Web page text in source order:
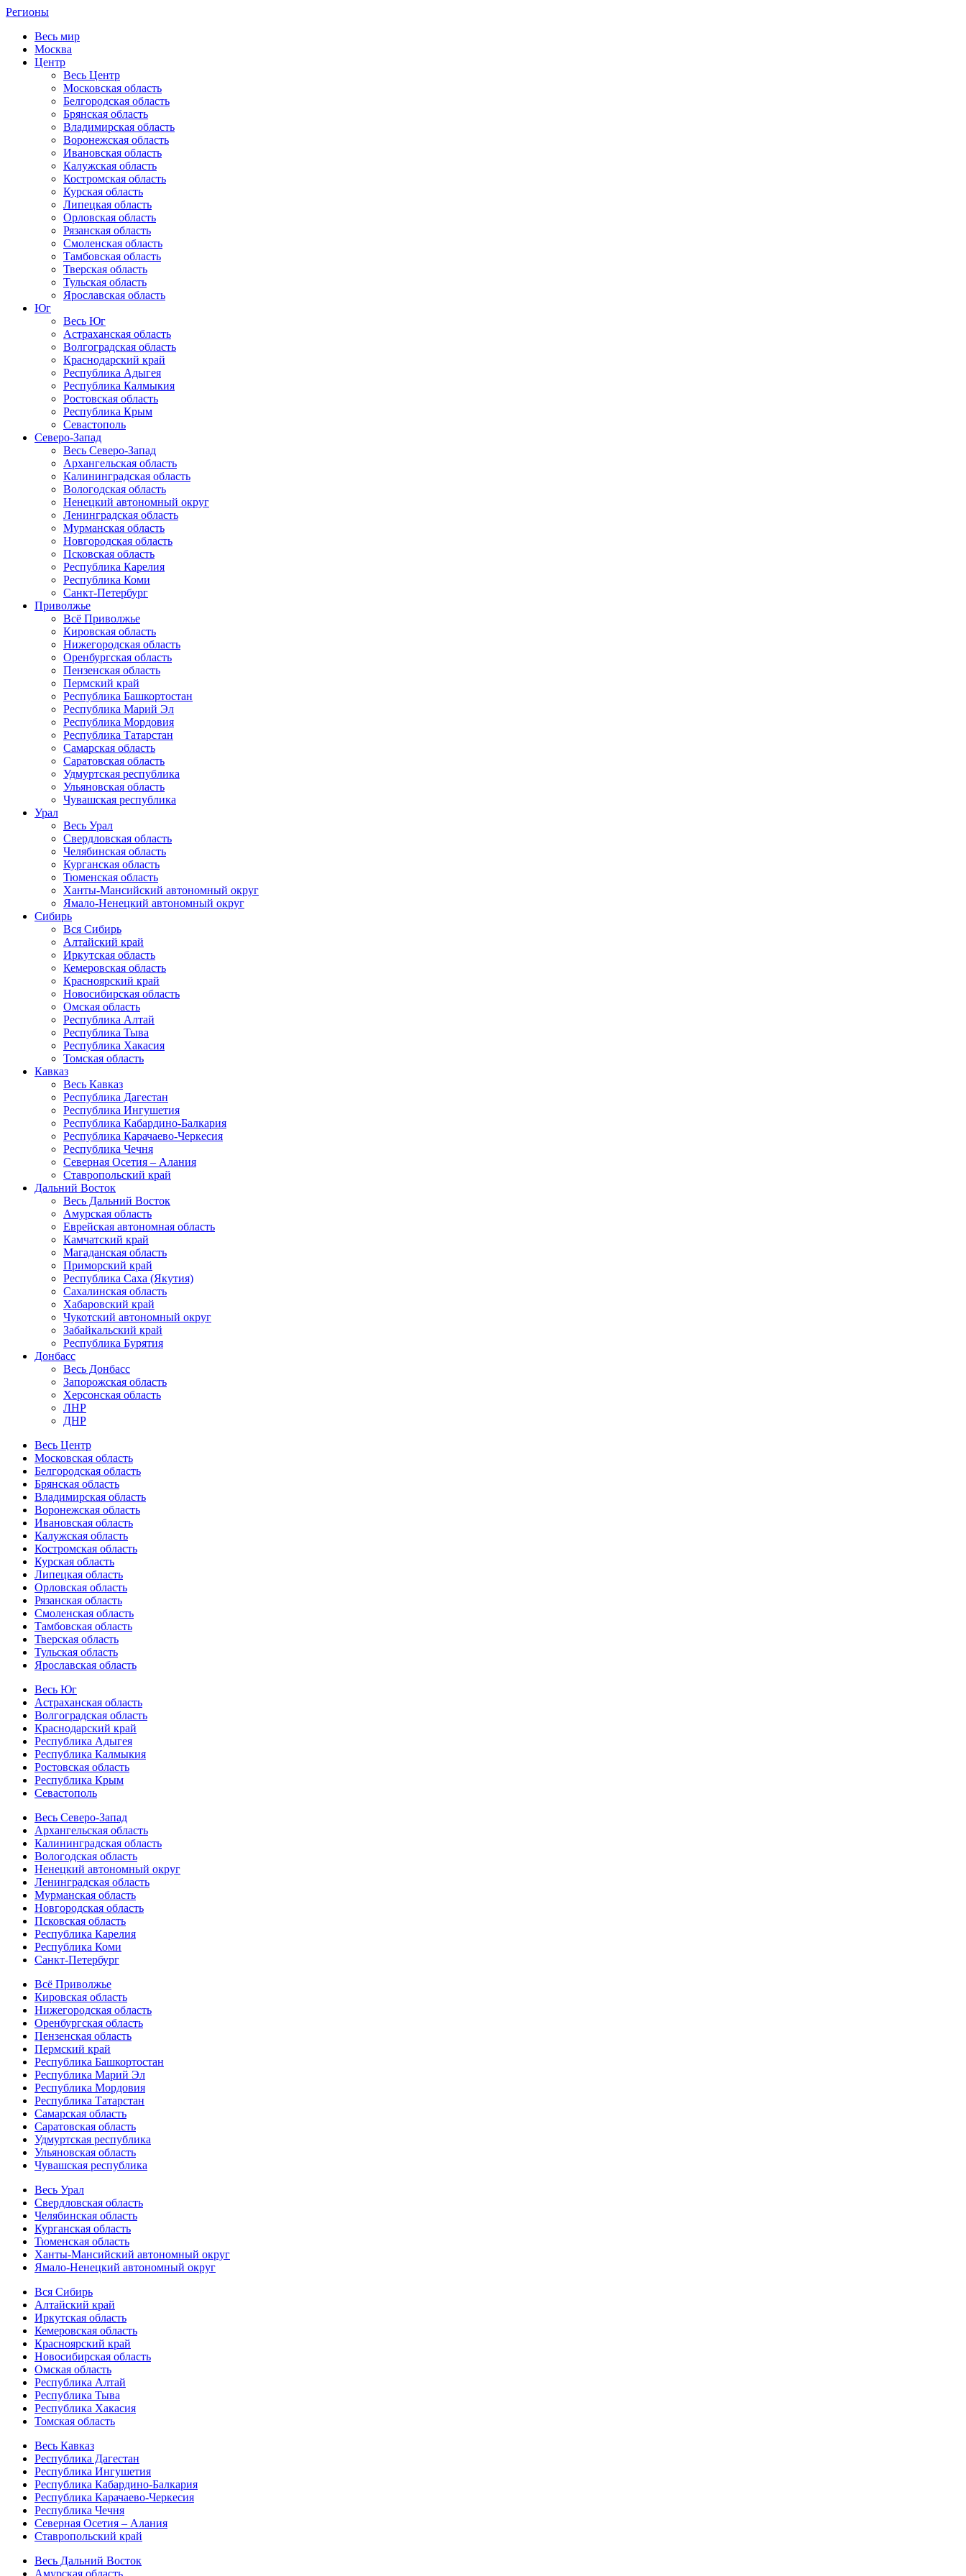
Регионы
Весь мир
Москва
Центр
Весь Центр
Московская область
Белгородская область
Брянская область
Владимирская область
Воронежская область
Ивановская область
Калужская область
Костромская область
Курская область
Липецкая область
Орловская область
Рязанская область
Смоленская область
Тамбовская область
Тверская область
Тульская область
Ярославская область
Юг
Весь Юг
Астраханская область
Волгоградская область
Краснодарский край
Республика Адыгея
Республика Калмыкия
Ростовская область
Республика Крым
Севастополь
Северо-Запад
Весь Северо-Запад
Архангельская область
Калининградская область
Вологодская область
Ненецкий автономный округ
Ленинградская область
Мурманская область
Новгородская область
Псковская область
Республика Карелия
Республика Коми
Санкт-Петербург
Приволжье
Всё Приволжье
Кировская область
Нижегородская область
Оренбургская область
Пензенская область
Пермский край
Республика Башкортостан
Республика Марий Эл
Республика Мордовия
Республика Татарстан
Самарская область
Саратовская область
Удмуртская республика
Ульяновская область
Чувашская республика
Урал
Весь Урал
Свердловская область
Челябинская область
Курганская область
Тюменская область
Ханты-Мансийский автономный округ
Ямало-Ненецкий автономный округ
Сибирь
Вся Сибирь
Алтайский край
Иркутская область
Кемеровская область
Красноярский край
Новосибирская область
Омская область
Республика Алтай
Республика Тыва
Республика Хакасия
Томская область
Кавказ
Весь Кавказ
Республика Дагестан
Республика Ингушетия
Республика Кабардино-Балкария
Республика Карачаево-Черкесия
Республика Чечня
Северная Осетия – Алания
Ставропольский край
Дальний Восток
Весь Дальний Восток
Амурская область
Еврейская автономная область
Камчатский край
Магаданская область
Приморский край
Республика Саха (Якутия)
Сахалинская область
Хабаровский край
Чукотский автономный округ
Забайкальский край
Республика Бурятия
Донбасс
Весь Донбасс
Запорожская область
Херсонская область
ЛНР
ДНР
Весь Центр
Московская область
Белгородская область
Брянская область
Владимирская область
Воронежская область
Ивановская область
Калужская область
Костромская область
Курская область
Липецкая область
Орловская область
Рязанская область
Смоленская область
Тамбовская область
Тверская область
Тульская область
Ярославская область
Весь Юг
Астраханская область
Волгоградская область
Краснодарский край
Республика Адыгея
Республика Калмыкия
Ростовская область
Республика Крым
Севастополь
Весь Северо-Запад
Архангельская область
Калининградская область
Вологодская область
Ненецкий автономный округ
Ленинградская область
Мурманская область
Новгородская область
Псковская область
Республика Карелия
Республика Коми
Санкт-Петербург
Всё Приволжье
Кировская область
Нижегородская область
Оренбургская область
Пензенская область
Пермский край
Республика Башкортостан
Республика Марий Эл
Республика Мордовия
Республика Татарстан
Самарская область
Саратовская область
Удмуртская республика
Ульяновская область
Чувашская республика
Весь Урал
Свердловская область
Челябинская область
Курганская область
Тюменская область
Ханты-Мансийский автономный округ
Ямало-Ненецкий автономный округ
Вся Сибирь
Алтайский край
Иркутская область
Кемеровская область
Красноярский край
Новосибирская область
Омская область
Республика Алтай
Республика Тыва
Республика Хакасия
Томская область
Весь Кавказ
Республика Дагестан
Республика Ингушетия
Республика Кабардино-Балкария
Республика Карачаево-Черкесия
Республика Чечня
Северная Осетия – Алания
Ставропольский край
Весь Дальний Восток
Амурская область